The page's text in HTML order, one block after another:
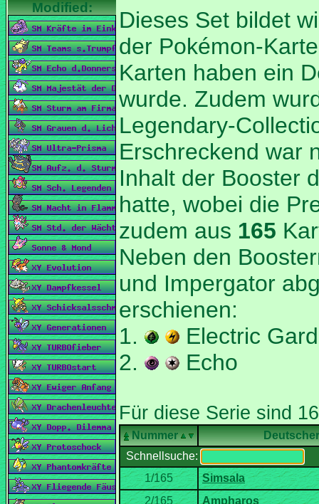
Dieses Set bildet
der Pokémon-
Karten haben ein
wurde. Zudem
Legendary-
Erschreckend war
Inhalt der Booster
hatte, wobei die
zudem aus
Neben den
und Impergator
erschienen:
1.
Electric
2.
Echo
Nummer
Schnellsuche: